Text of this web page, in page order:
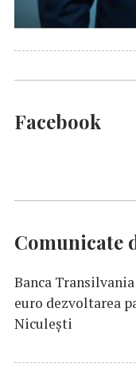
Facebook
Comunicate
Banca
euro dezvoltarea
Niculești